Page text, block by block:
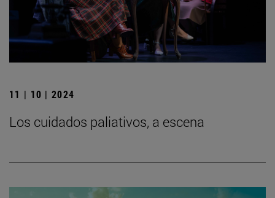
11 | 10 | 2024
Los cuidados paliativos, a escena